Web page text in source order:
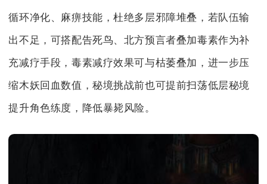
循环净化、麻痹技能，杜绝多层邪障堆叠，若队伍输
出不足，可搭配告死鸟、北方预言者叠加毒素作为补
充减疗手段，毒素减疗效果可与枯萎叠加，进一步压
缩木妖回血数值，秘境挑战前也可提前扫荡低层秘境
提升角色练度，降低暴毙风险。